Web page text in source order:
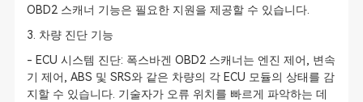
OBD2 스캐너 기능은 필요한 지원을 제공할 수 있습니다.
3. 차량 진단 기능
- ECU 시스템 진단: 폭스바겐 OBD2 스캐너는 엔진 제어, 변속
기 제어, ABS 및 SRS와 같은 차량의 각 ECU 모듈의 상태를 감
지할 수 있습니다. 기술자가 오류 위치를 빠르게 파악하는 데